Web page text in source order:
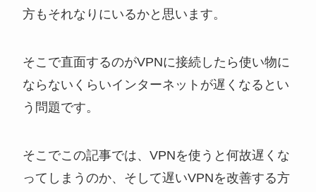
方もそれなりにいるかと思います。
そこで直面するのがVPNに接続したら使い物に
ならないくらいインターネットが遅くなる とい
う問題です。
そこでこの記事では、VPNを使うと何故遅くな
ってしまうのか、そして遅いVPNを改善する方